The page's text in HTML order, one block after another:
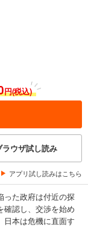
円(税込)
ラウザ試し読み
アプリ試し読みはこちら
った政府は付近の探
確認し、交渉を始め
日本は危機に直面す